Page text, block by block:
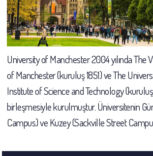
University of Manchester 2004 yılında The
of Manchester (kuruluş 1851) ve The
Institute of Science and Technology
birleşmesiyle kurulmuştur. Üniversitenin
Campus) ve Kuzey (Sackville Street